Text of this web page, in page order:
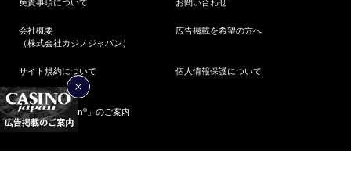
会社概要
（株式会社カジノジャパン）
広告掲載を希望の方へ
サイト規約について 個人情報保護について
カジノ専門誌
「CASINO japan®︎」のご案内
©2026 CASINO japan.